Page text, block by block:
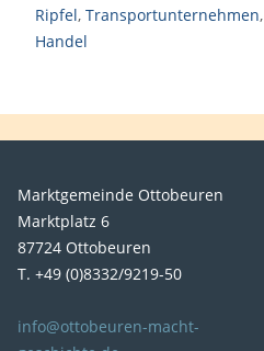
Ripfel, Transportunternehmen,
Handel
Marktgemeinde Ottobeuren
Marktplatz 6
87724 Ottobeuren
T. +49 (0)8332/9219-50
info@ottobeuren-macht-